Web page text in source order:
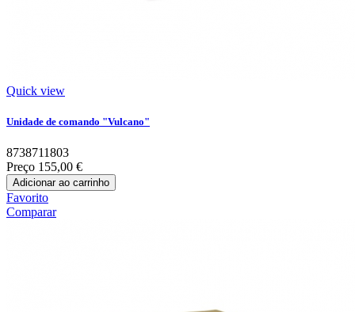
Quick view
Unidade de comando "Vulcano"
8738711803
Preço 155,00 €
Adicionar ao carrinho
Favorito
Comparar